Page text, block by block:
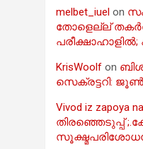
melbet_iuel on
തോളെല്ല്
പരീക്ഷാഹാളിൽ;
KrisWoolf on
സെക്രട്ടറി:
Vivod iz zapoya
തിരഞ്ഞെടുപ്പ്